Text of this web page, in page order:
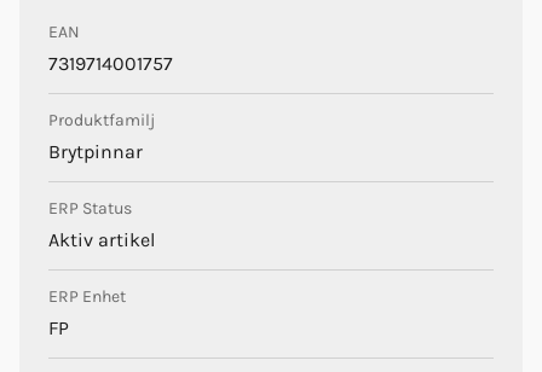
85003: AP50, AP50A,AP14, AP140, AP250, AP25S, A450,
EAN
7319714001757
Produktfamilj
Brytpinnar
ERP Status
Aktiv artikel
ERP Enhet
FP